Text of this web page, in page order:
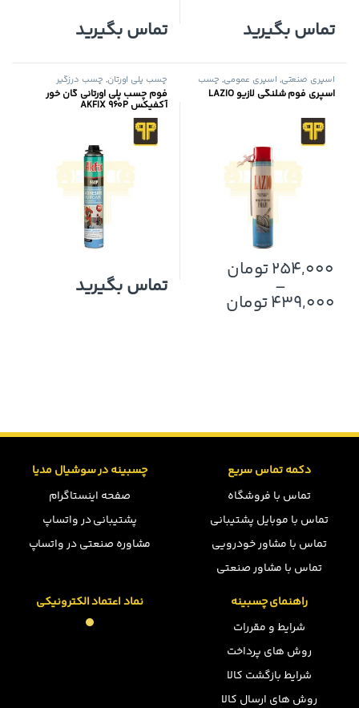
تماس بگیرید تماس بگیرید
اسپری صنعتی, اسپری عمومی, چسب
پلی اورتان
اسپری فوم شلنگی لازیو LAZIO
254,000تومان
–
439,000تومان
این محصول دارای انواع مختلفی می باشد. گزینه ها ممکن است در
چسب پلی اورتان, چسب درزگیر
فوم چسب پلی اورتانی گان خور
آکفیکس AKFIX 960P
تماس بگیرید
دکمه تماس سریع
تماس با فروشگاه
تماس با موبایل پشتیبانی
تماس با مشاور خودرویی
تماس با مشاور صنعتی
چسبینه در سوشیال مدیا
صفحه اینستاگرام
پشتیبانی در واتساپ
مشاوره صنعتی در واتساپ
راهنمای چسبینه
شرایط و مقررات
روش های پرداخت
شرایط بازگشت کالا
روش های ارسال کالا
نماد اعتماد الکترونیکی